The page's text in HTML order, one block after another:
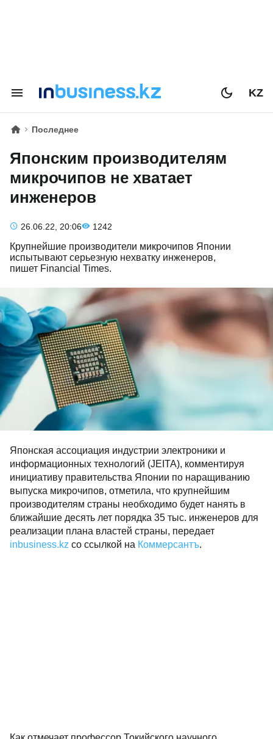
KZ
Последнее
Японским производителям
микрочипов не хватает
инженеров
26.06.22, 20:06 1242
Крупнейшие производители микрочипов Японии
испытывают серьезную нехватку инженеров,
пишет Financial Times.
Японская ассоциация индустрии электроники и
информационных технологий (JEITA), комментируя
инициативу правительства Японии по наращиванию
выпуска микрочипов, отметила, что крупнейшим
производителям страны необходимо будет нанять в
ближайшие десять лет порядка 35 тыс. инженеров для
реализации плана властей страны, передает
inbusiness.kz со ссылкой на Коммерсантъ.